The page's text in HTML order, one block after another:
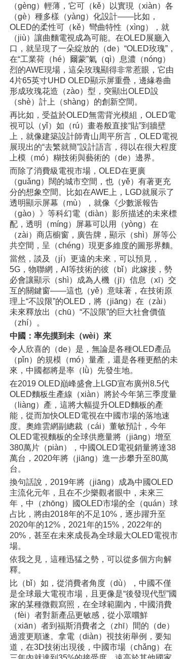
（gèng）輕薄，它可（kě）以實現（xiàn）各
（gè）種多樣（yàng）化設計——比如，
OLED的柔性可（kě）彎曲特性（xìng），就
（jiù）讓曲麵電視成為可能。在OLED展廳入
口，就呈現了一朵綻放的（de）“OLED玫瑰”，
在“工業荷（hé）爾蒙”氣（qì）息濃（nóng）
烈的AWE現場，這朵玫瑰顯得非常惹眼，它由
4片65英寸UHD OLED顯示屏重疊，邊緣卷曲
形成玫瑰花造（zào）型，突顯出OLED設
（shè）計上（shàng）的創新空間。
再比如，受益於OLED無需背光模組，OLED電
視可以（yǐ）如（rú）畫卷般直接“貼”到牆壁
上，就像建築設計師青山周平所言，OLED電視
展現出的“去繁就簡”設計語言，得以在很大程度
上模（mó）糊技術與藝術的（de）邊界。
而除了消費級電視市場，OLED在更廣
（guǎng）闊的城市空間，也（yě）有著更充
分的想象空間。比如在AWE上，LGD就展示了
透明顯示屏幕（mù），就像《少數派報告
（gào）》等科幻電（diàn）影所描述的未來標
配，透明（míng）屏幕可以用（yòng）在
（zài）商店櫥窗，廣告牌，顯示（shì）屏等公
共空間，呈（chéng）現更多維度的圖形界麵。
當然，談及（jí）更遠的未來，可以預見，
5G，物聯網，AI等技術的彼（bǐ）此嫁接，勢
必會讓顯示（shì）成為人機（jī）信息（xī）交
互的關鍵窗——這也（yě）意味著，在技術原
理上“不設限”的OLED，將（jiāng）在（zài）
未來釋放出（chū）“不設限”的巨大社會價值
（zhí）。
中國：率先摸到未（wèi）來
令人欣喜的（de）是，無論是各種OLED產品
（pǐn）的規模（mó）量產，還是各種更酷的未
來，中國都將是率（lǜ）先發生地。
在2019 OLED巔峰盛會上LGD宣布廣州8.5代
OLED麵板生產線（xiàn）將於今年第三季度量
（liàng）產，這將大幅提升OLED麵板的產
能，從而加快OLED電視在中國市場的落地速
度。奧維雲網副總裁（cái）董敏預計，今年
OLED電視麵板的全球供應量將（jiāng）增至
380萬片（piàn），中國OLED電視銷量將達38
萬台，2020年將（jiāng）進一步攀升至80萬
台。
換句話說，2019年將（jiāng）成為中國OLED
主流化元年，且在不少樂觀者眼中，未來三
年，中（zhōng）國OLED市場的全（quán）球
占比，將由2018年的不足10%，逐步躍升至
2020年的12%，2021年的15%，2022年的
20%，甚至在未來成長為全球最大OLED電視市
場。
依我之見，這種迅猛之勢，可以從多個方向解
釋。
比（bǐ）如，從消費者角度（dù），中國不僅
是全球最大電視市場，且更像是“後發現代型”國
家的某種微觀寫照，在全球範圍內，中國消費
（fèi）者對新產品更敏感，從小眾嚐鮮
（xiān）者到福斯消費者之（zhī）間的（de）
過渡更順遂。拿電（diàn）視技術舉例，要知
道，在3D技術出現後，中國市場（chǎng）在